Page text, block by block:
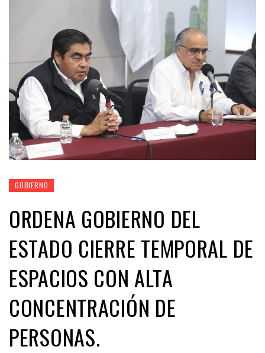
GOBIERNO
ORDENA GOBIERNO DEL
ESTADO CIERRE TEMPORAL DE
ESPACIOS CON ALTA
CONCENTRACIÓN DE
PERSONAS.